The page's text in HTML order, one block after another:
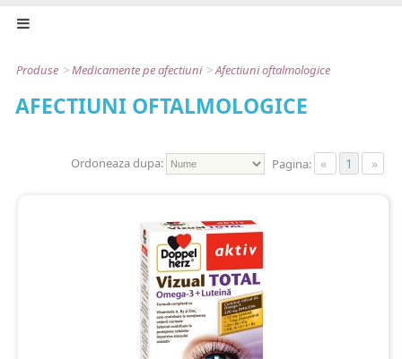
Noutati
Promotii
Produse >Medicamente pe afectiuni >Afectiuni oftalmologice
AFECTIUNI OFTALMOLOGICE
Ordoneaza dupa: Pagina: « 1 »